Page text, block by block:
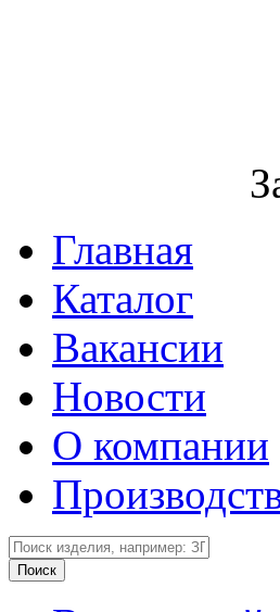
Главная
Каталог
Вакансии
Новости
О компании